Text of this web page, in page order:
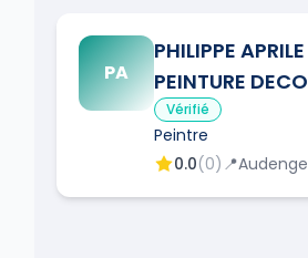
PA
PHILIPPE
PEINTURE
Vérifié
Peintre
0.0(0) 📍Audenge